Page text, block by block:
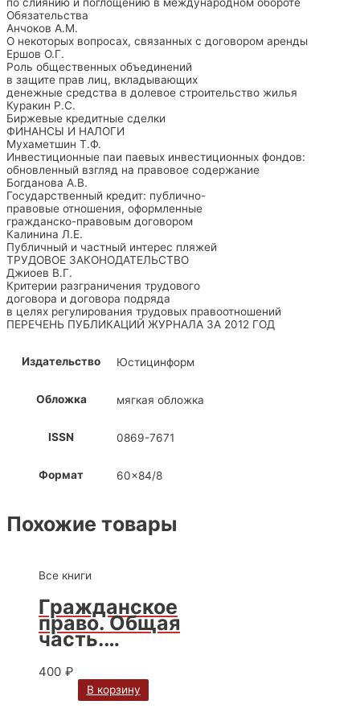
по слиянию и поглощению в международном обороте
Обязательства
Анчоков А.М.
О некоторых вопросах, связанных с договором аренды
Ершов О.Г.
Роль общественных объединений
в защите прав лиц, вкладывающих
денежные средства в долевое строительство жилья
Куракин Р.С.
Биржевые кредитные сделки
ФИНАНСЫ И НАЛОГИ
Мухаметшин Т.Ф.
Инвестиционные паи паевых инвестиционных фондов:
обновленный взгляд на правовое содержание
Богданова А.В.
Государственный кредит: публично-
правовые отношения, оформленные
гражданско-правовым договором
Калинина Л.Е.
Публичный и частный интерес пляжей
ТРУДОВОЕ ЗАКОНОДАТЕЛЬСТВО
Джиоев В.Г.
Критерии разграничения трудового
договора и договора подряда
в целях регулирования трудовых правоотношений
ПЕРЕЧЕНЬ ПУБЛИКАЦИЙ ЖУРНАЛА ЗА 2012 ГОД
Издательство Юстицинформ
Обложка мягкая обложка
ISSN 0869-7671
Формат 60×84/8
Похожие товары
Все книги
Гражданское
право. Общая
часть.
Практикум:
учебно-
методическое
пособие / М.В.
400 ₽
В корзину